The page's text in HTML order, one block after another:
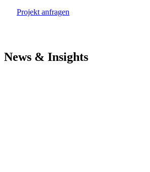
Projekt anfragen
News & Insights